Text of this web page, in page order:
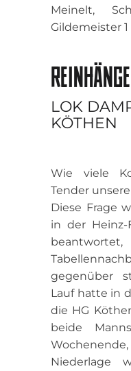
Meinelt,
Gildemeister 1
LOK
KÖTHEN
Wie viele
Tender
Diese Frage
in der Heinz-
gegenüber
Lauf hatte in
die HG
beide
Niederlage